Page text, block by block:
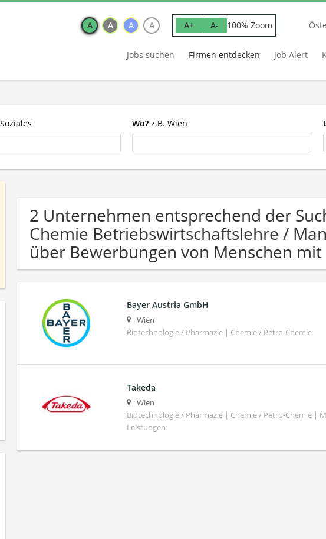
A A A A A+ A- 100% Zoom
Jobs suchen Firmen entdecken Job Alert
Wo? z.B. Wien
2 Unternehmen entsprechend der
Chemie Betriebswirtschaftslehre /
über Bewerbungen von Menschen
Bayer Austria GmbH
Wien
Biotechnologie / Pharmazie | Chemie / Petro-Chemie
Takeda
Wien
Biotechnologie / Pharmazie | Chemie / Petro-Chemie |
Leistungen